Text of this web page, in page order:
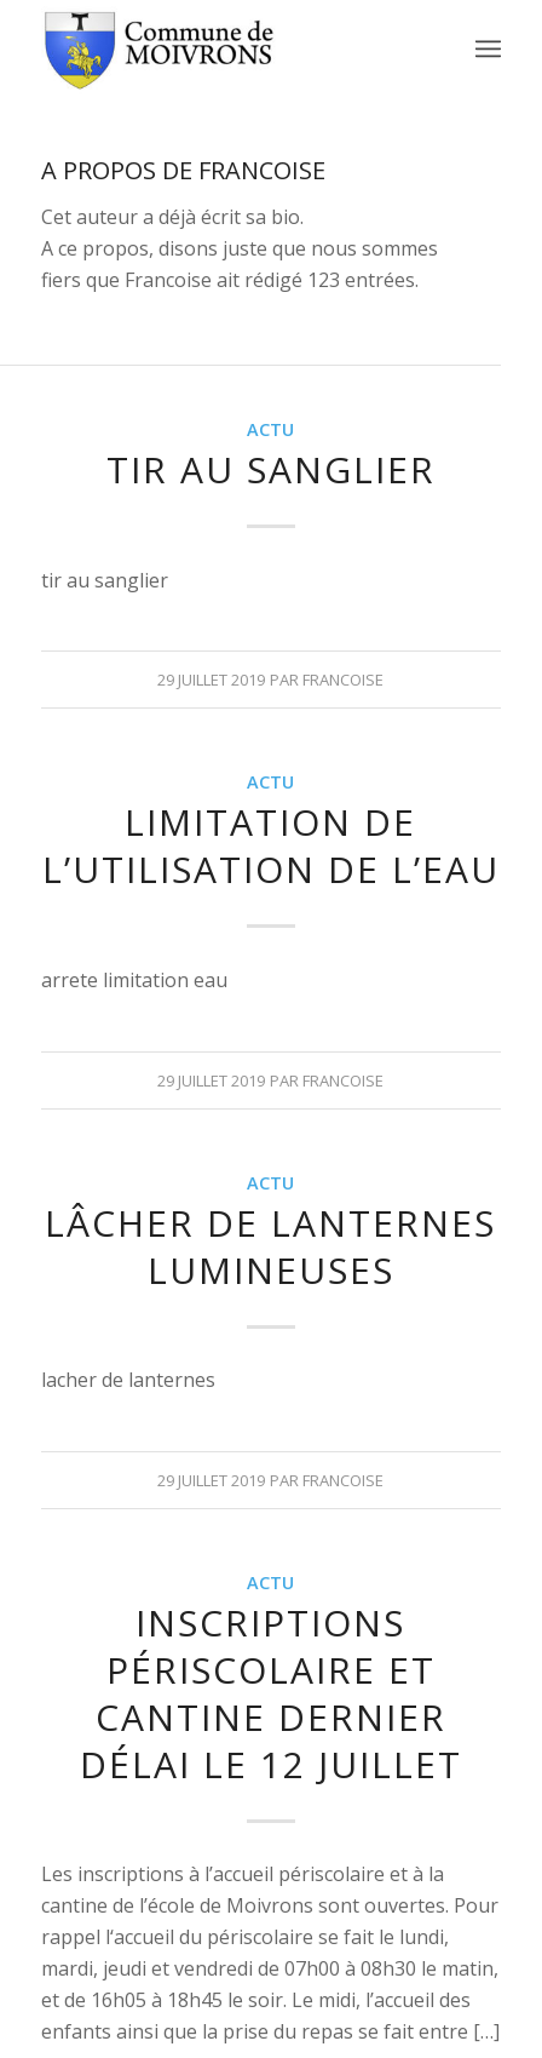
A PROPOS DE FRANCOISE
Cet auteur a déjà écrit sa bio.
A ce propos, disons juste que nous sommes
fiers que Francoise ait rédigé 123 entrées.
ACTU
TIR AU SANGLIER
tir au sanglier
29 JUILLET 2019 PAR FRANCOISE
ACTU
LIMITATION DE
L’UTILISATION DE L’EAU
arrete limitation eau
29 JUILLET 2019 PAR FRANCOISE
ACTU
LÂCHER DE LANTERNES
LUMINEUSES
lacher de lanternes
29 JUILLET 2019 PAR FRANCOISE
ACTU
INSCRIPTIONS
PÉRISCOLAIRE ET
CANTINE DERNIER
DÉLAI LE 12 JUILLET
Les inscriptions à l’accueil périscolaire et à la
cantine de l’école de Moivrons sont ouvertes. Pour
rappel l‘accueil du périscolaire se fait le lundi,
mardi, jeudi et vendredi de 07h00 à 08h30 le matin,
et de 16h05 à 18h45 le soir. Le midi, l’accueil des
enfants ainsi que la prise du repas se fait entre […]